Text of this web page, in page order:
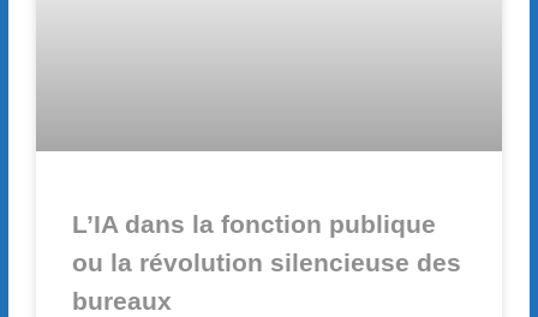
L’IA dans la fonction publique
ou la révolution silencieuse des
bureaux